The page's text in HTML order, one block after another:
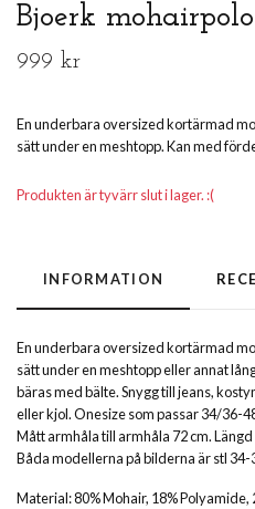
Bjoerk
999 kr
En underbara oversized kortärmad
sätt under en meshtopp. Kan med
Produkten är tyvärr slut i lager. :(
INFORMATION
En underbara oversized kortärmad
sätt under en meshtopp eller annat
bäras med bälte. Snygg till jeans,
eller kjol. Onesize som passar 34/36-
Mått armhåla till armhåla 72 cm. Längd
Båda modellerna på bilderna är stl 34-
Material: 80% Mohair, 18% Polyamide,